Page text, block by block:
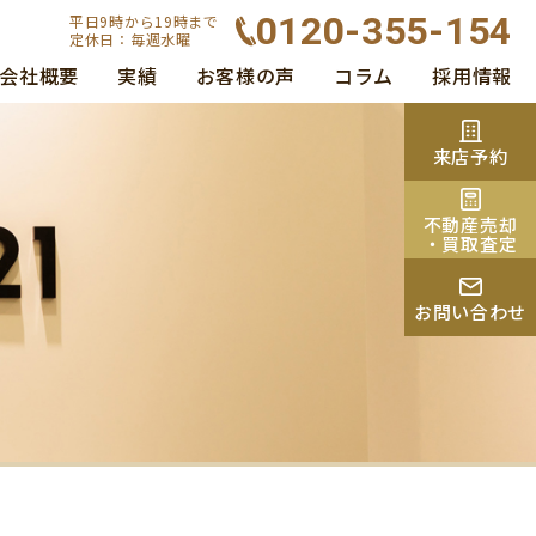
平日9時から19時まで
定休日：毎週水曜
0120-355-154
会社概要 実績 お客様の声 コラム 採用情報
来店予約
不動産売却
・買取査定
お問い合わせ